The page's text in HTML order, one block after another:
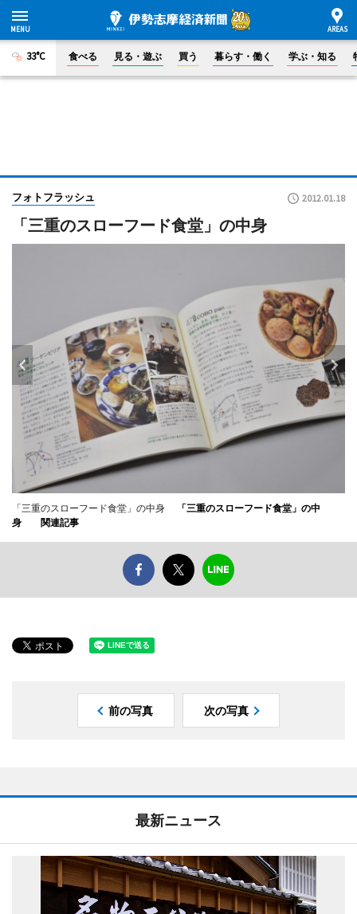
33°C 食べる 見る・遊ぶ 買う 暮らす・働く 学ぶ・知る
フォトフラッシュ 2012.01.18
「三重のスローフード食堂」の中身
「三重のスローフード食堂」の中身
「三重のスローフード食堂」の中
身
関連記事
前の写真 次の写真
最新ニュース